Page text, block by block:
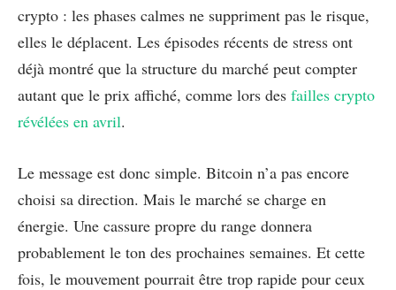
crypto : les phases calmes ne suppriment pas le risque,
elles le déplacent. Les épisodes récents de stress ont
déjà montré que la structure du marché peut compter
autant que le prix affiché, comme lors des failles crypto
révélées en avril.
Le message est donc simple. Bitcoin n’a pas encore
choisi sa direction. Mais le marché se charge en
énergie. Une cassure propre du range donnera
probablement le ton des prochaines semaines. Et cette
fois, le mouvement pourrait être trop rapide pour ceux